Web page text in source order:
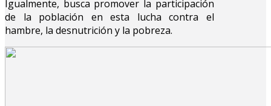
Igualmente, busca promover la participación
de la población en esta lucha contra el
hambre, la desnutrición y la pobreza.